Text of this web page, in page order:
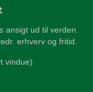
ansigt ud til verden.
erhverv og fritid.
vindue)